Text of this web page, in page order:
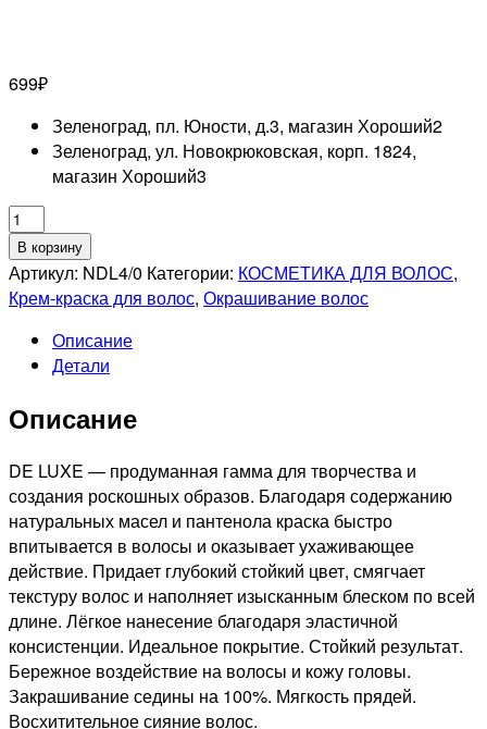
699₽
Зеленоград, пл. Юности, д.3, магазин Хороший2
Зеленоград, ул. Новокрюковская, корп. 1824,
магазин Хороший3
Количество
товара
ESTEL
PROFESSIONNEL
DE
LUXE
КРЕМ-
ДЛЯ
ВОЛОС
ШАТЕН,
60мл
В корзину
Артикул: NDL4/0 Категории: КОСМЕТИКА ДЛЯ ВОЛОС,
Крем-краска для волос, Окрашивание волос
Описание
Детали
Описание
DE LUXE — продуманная гамма для творчества и
создания роскошных образов. Благодаря содержанию
натуральных масел и пантенола краска быстро
впитывается в волосы и оказывает ухаживающее
действие. Придает глубокий стойкий цвет, смягчает
текстуру волос и наполняет изысканным блеском по всей
длине. Лёгкое нанесение благодаря эластичной
консистенции. Идеальное покрытие. Стойкий результат.
Бережное воздействие на волосы и кожу головы.
Закрашивание седины на 100%. Мягкость прядей.
Восхитительное сияние волос.